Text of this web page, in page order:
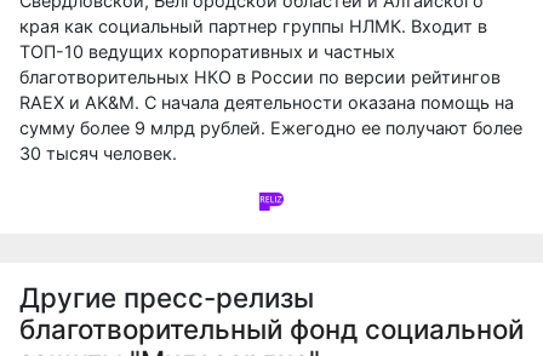
края как социальный партнер группы НЛМК. Входит в
ТОП-10 ведущих корпоративных и частных
благотворительных НКО в России по версии рейтингов
RAEX и AK&M. С начала деятельности оказана помощь на
сумму более 9 млрд рублей. Ежегодно ее получают более
30 тысяч человек.
Другие пресс-релизы
благотворительный фонд социальной